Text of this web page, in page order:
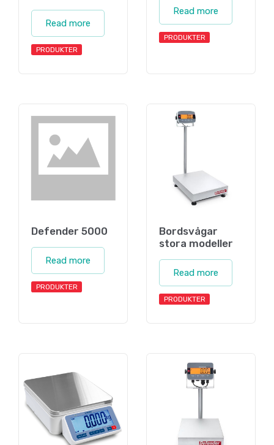
Read more
PRODUKTER
Read more
PRODUKTER
Defender 5000
Read more
PRODUKTER
Bordsvågar
stora modeller
Read more
PRODUKTER